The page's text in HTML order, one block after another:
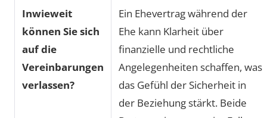
Inwieweit
können Sie sich
auf die
Vereinbarungen
verlassen?
Ein Ehevertrag während der
Ehe kann Klarheit über
finanzielle und rechtliche
Angelegenheiten schaffen, was
das Gefühl der Sicherheit in
der Beziehung stärkt. Beide